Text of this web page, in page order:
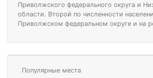
Приволжского федерального округа и
области. Второй по численности
Приволжском федеральном округе и на
Популярные места